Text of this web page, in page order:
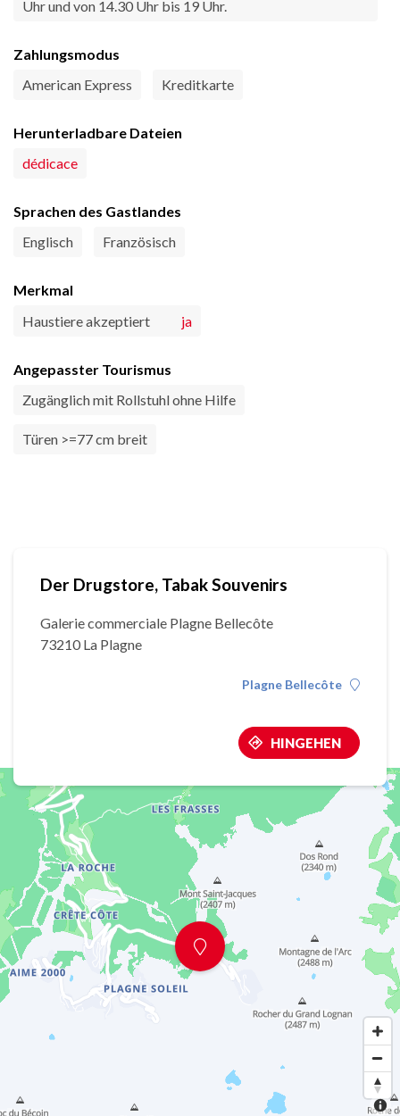
Uhr und von 14.30 Uhr bis 19 Uhr.
Zahlungsmodus
American Express
Kreditkarte
Herunterladbare Dateien
dédicace
Sprachen des Gastlandes
Englisch
Französisch
Merkmal
Haustiere akzeptiert
ja
Angepasster Tourismus
Zugänglich mit Rollstuhl ohne Hilfe
Türen >=77 cm breit
Der Drugstore, Tabak Souvenirs
Galerie commerciale Plagne Bellecôte
73210 La Plagne
Plagne Bellecôte
HINGEHEN